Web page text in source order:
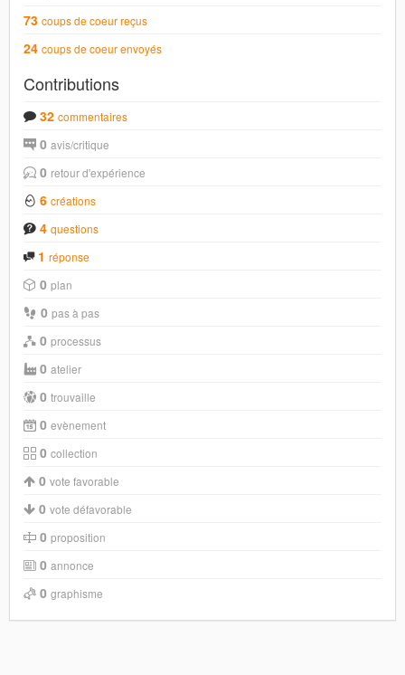
73 coups de coeur reçus
24 coups de coeur envoyés
Contributions
32 commentaires
0 avis/critique
0 retour d'expérience
6 créations
4 questions
1 réponse
0 plan
0 pas à pas
0 processus
0 atelier
0 trouvaille
0 evènement
0 collection
0 vote favorable
0 vote défavorable
0 proposition
0 annonce
0 graphisme